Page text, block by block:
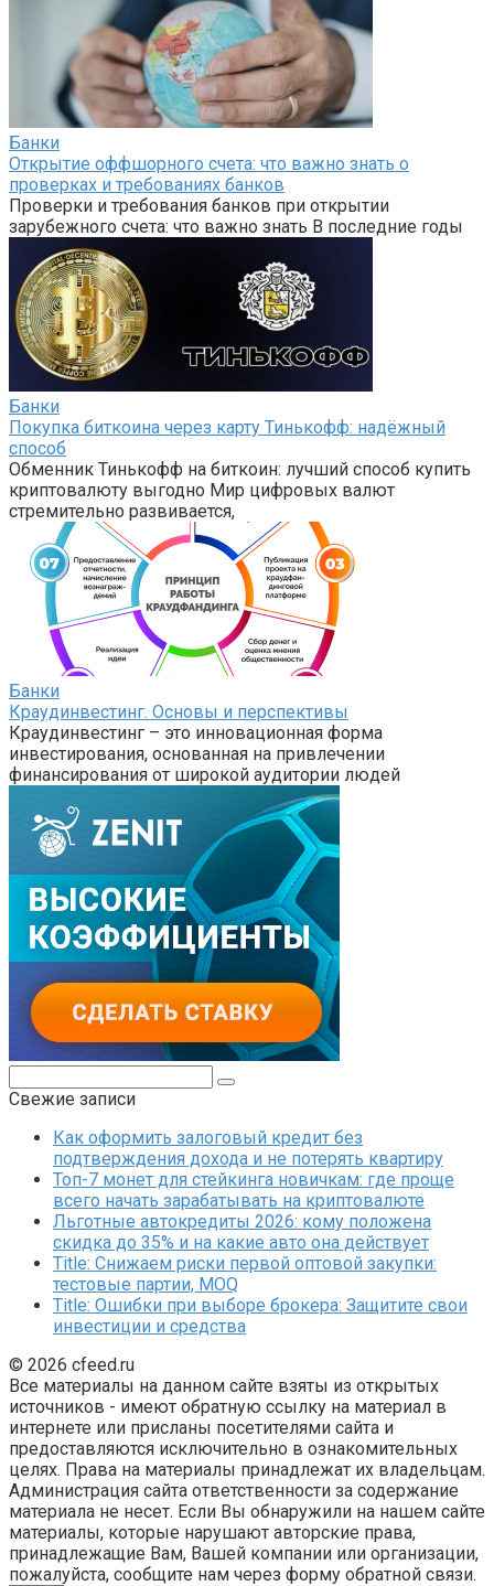
Банки
Открытие оффшорного счета: что важно знать о
проверках и требованиях банков
Проверки и требования банков при открытии
зарубежного счета: что важно знать В последние годы
Банки
Покупка биткоина через карту Тинькофф: надёжный
способ
Обменник Тинькофф на биткоин: лучший способ купить
криптовалюту выгодно Мир цифровых валют
стремительно развивается,
Банки
Краудинвестинг. Основы и перспективы
Краудинвестинг – это инновационная форма
инвестирования, основанная на привлечении
финансирования от широкой аудитории людей
Свежие записи
Как оформить залоговый кредит без
подтверждения дохода и не потерять квартиру
Топ-7 монет для стейкинга новичкам: где проще
всего начать зарабатывать на криптовалюте
Льготные автокредиты 2026: кому положена
скидка до 35% и на какие авто она действует
Title: Снижаем риски первой оптовой закупки:
тестовые партии, MOQ
Title: Ошибки при выборе брокера: Защитите свои
инвестиции и средства
© 2026 cfeed.ru
Все материалы на данном сайте взяты из открытых
источников - имеют обратную ссылку на материал в
интернете или присланы посетителями сайта и
предоставляются исключительно в ознакомительных
целях. Права на материалы принадлежат их владельцам.
Администрация сайта ответственности за содержание
материала не несет. Если Вы обнаружили на нашем сайте
материалы, которые нарушают авторские права,
принадлежащие Вам, Вашей компании или организации,
пожалуйста, сообщите нам через форму обратной связи.